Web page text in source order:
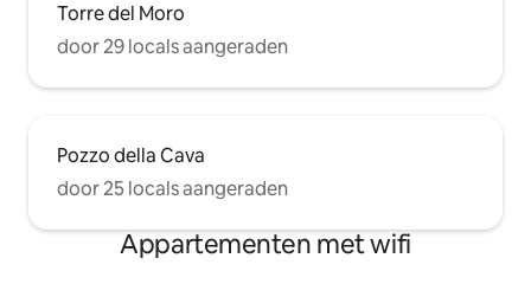
Torre del Moro
door 29 locals aangeraden
Pozzo della Cava
door 25 locals aangeraden
Appartementen met wifi